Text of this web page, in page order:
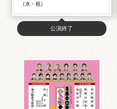
（水・祝）
公演終了